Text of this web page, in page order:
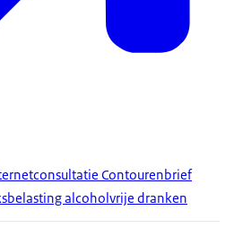
Contourenbrief
alcoholvrije dranken